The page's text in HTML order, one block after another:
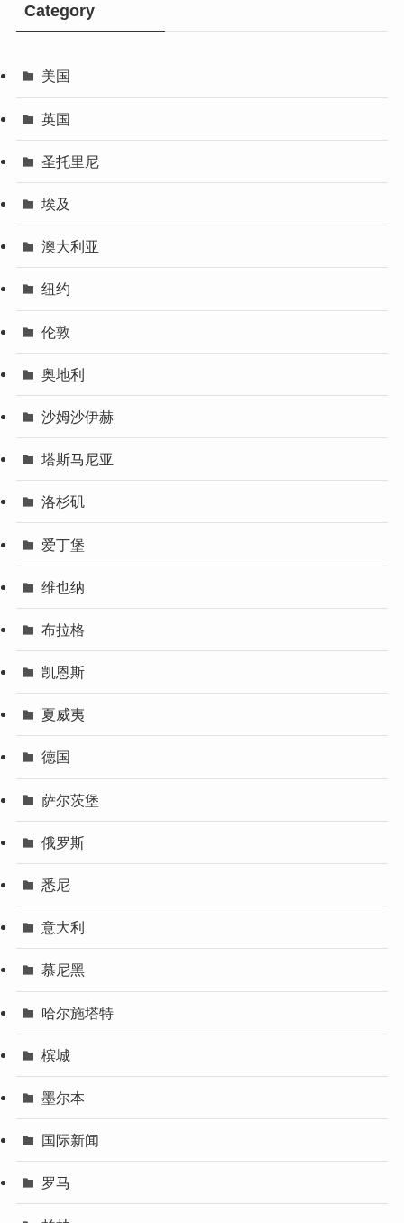
Category
美国
英国
圣托里尼
埃及
澳大利亚
纽约
伦敦
奥地利
沙姆沙伊赫
塔斯马尼亚
洛杉矶
爱丁堡
维也纳
布拉格
凯恩斯
夏威夷
德国
萨尔茨堡
俄罗斯
悉尼
意大利
慕尼黑
哈尔施塔特
槟城
墨尔本
国际新闻
罗马